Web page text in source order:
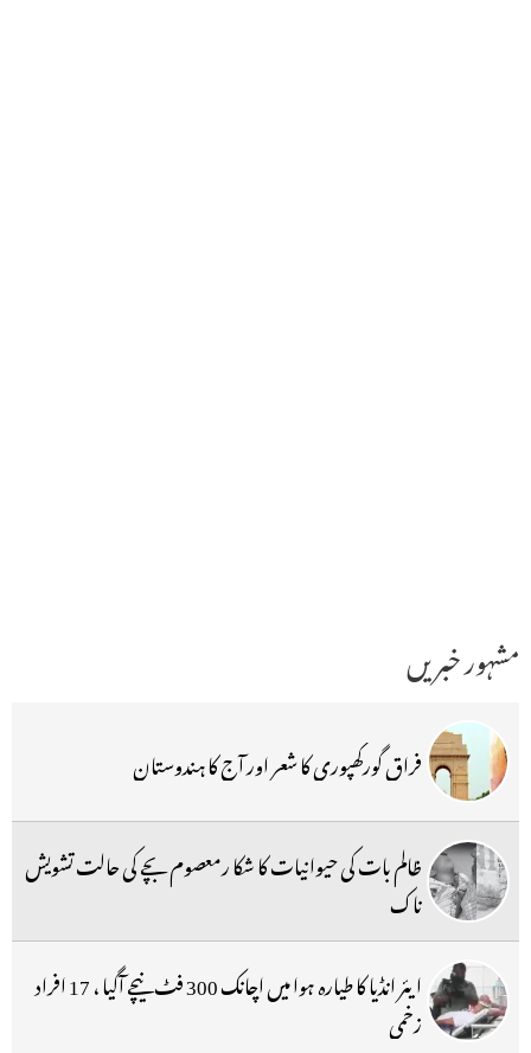
مشہور خبریں
فراق گورکھپوری کا شعر اور آج کا ہندوستان
ظالم بات کی حیوانیات کا شکا رمعصوم بچے کی حالت تشویش
ناک
ایئر انڈیا کا طیارہ ہوا میں اچانک 300 فٹ نیچے آگیا ، 17 افراد
زخمی